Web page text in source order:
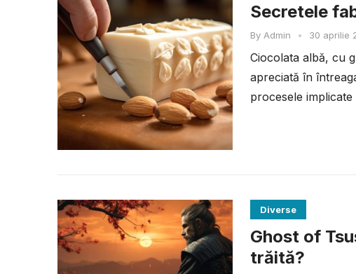
Secretele
By Admin • 30 aprilie
Ciocolata albă, cu
apreciată în
procesele
Diverse
Ghost of
trăită?